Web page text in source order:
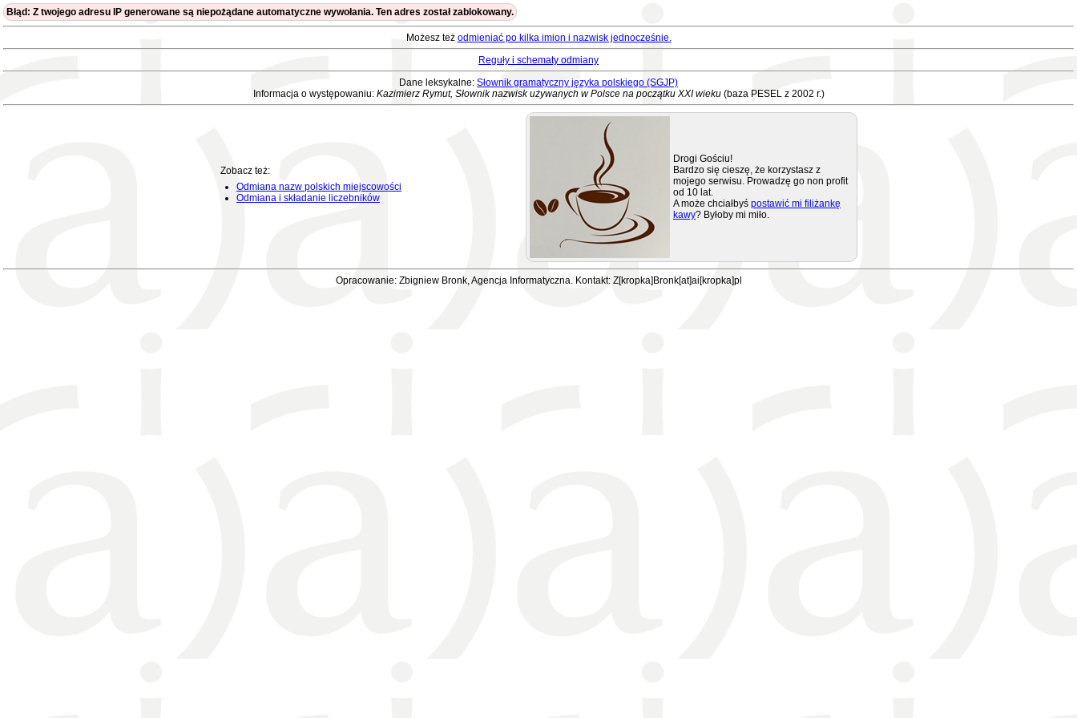
Błąd: Z twojego adresu IP generowane są niepożądane automatyczne wywołania. Ten adres został zablokowany.
Możesz też odmieniać po kilka imion i nazwisk jednocześnie.
Reguły i schematy odmiany
Dane leksykalne: Słownik gramatyczny języka polskiego (SGJP)
Informacja o występowaniu: Kazimierz Rymut, Słownik nazwisk używanych w Polsce na początku XXI wieku(baza PESEL z 2002 r.)
Zobacz też:
Odmiana nazw polskich miejscowości
Odmiana i składanie liczebników
Drogi Gościu!
Bardzo się cieszę, że korzystasz z
mojego serwisu. Prowadzę go non profit
od 10 lat.
A może chciałbyś postawić mi filiżankę
kawy? Byłoby mi miło.
Opracowanie: Zbigniew Bronk, Agencja Informatyczna. Kontakt: Z[kropka]Bronk[at]ai[kropka]pl